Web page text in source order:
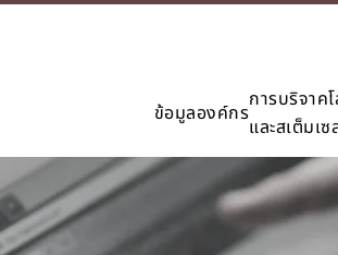
ข้อมูลองค์กร
การบริจาค
และสเต็มเซ